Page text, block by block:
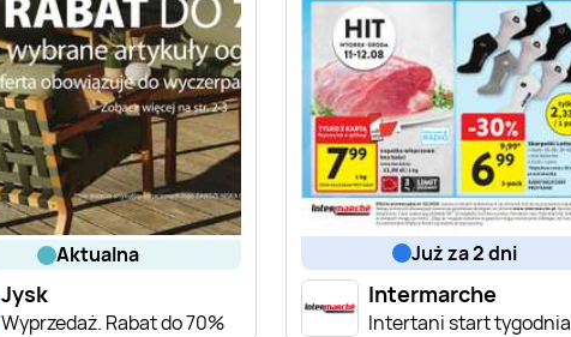
aktualna
Jysk
Wyprzedaż. Rabat do 70%
już za 2 dni
Intermarche
Intertani start tygodnia